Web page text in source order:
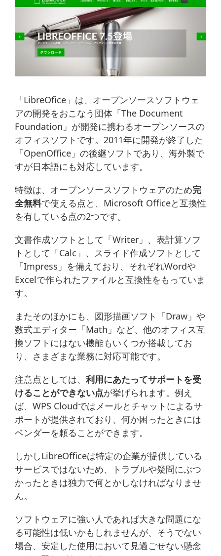
「LibreOfice」は、オープンソースソフトウェ
アの開発をおこなう団体「The Document
Foundation」が開発に携わるオープンソースの
オフィスソフトです。2011年に開発が終了した
「OpenOffice」の後継ソフトであり、海外製で
すが日本語にも対応しています。
特徴は、オープンソースソフトウェアのため完
全無料で使える点と、Microsoft Officeと互換性
を有している点の2つです。
文書作成ソフトとして「Writer」、表計算ソフ
トとして「Calc」、スライド作成ソフトとして
「Impress」を備えており、それぞれWordや
Excelで作られたファイルと互換性をもっていま
す。
またそのほかにも、図形描画ソフト「Draw」や
数式エディター「Math」など、他のオフィス互
換ソフトにはない機能もいくつか搭載してお
り、さまざまな業務に対応可能です。
注意点としては、 利用にあたってサポートを受
けることができない点が挙げられます。例え
ば、WPS Cloudではメールとチャットによるサ
ポートが提供されており、何か困ったときには
ベンダーを頼ることができます。
しかしLibreOfficeは特定の企業が提供している
サービスではないため、トラブルや疑問にぶつ
かったときは独力で何とかしなければなりませ
ん。
ソフトウェアに強い人であれば大きな問題にな
る可能性は低いかもしれませんが、そうでない
場合、安定した使用において見過ごせない懸念